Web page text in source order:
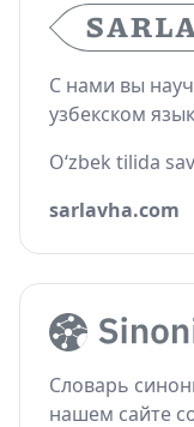
С нами вы
узбекском
O‘zbek tilida
sarlavha.com
Словарь
нашем сайте